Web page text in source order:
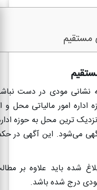
نشانی مودی در دست
اداره امور مالیاتی محل
نزدیک ‌ترین محل به حوزه
می‌شود. این آگهی در
شده باید علاوه بر
درج شده باشد.